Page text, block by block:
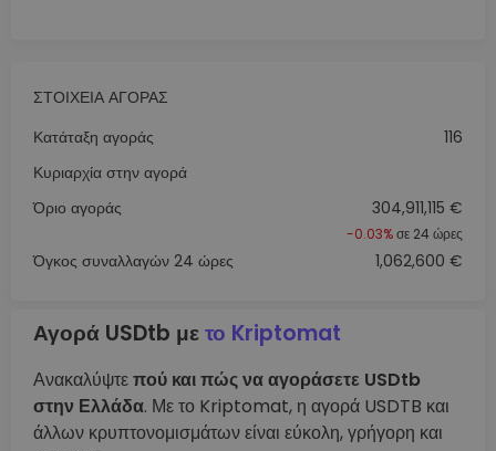
ΣΤΟΙΧΕΊΑ ΑΓΟΡΆΣ
Κατάταξη αγοράς
116
Κυριαρχία στην αγορά
Όριο αγοράς
304,911,115 €
-0.03%σε 24 ώρες
Όγκος συναλλαγών 24 ώρες 1,062,600 €
Αγορά USDtb μετο Kriptomat
Ανακαλύψτεπού και πώς να αγοράσετε USDtb
στην Ελλάδα. Με το Kriptomat, η αγορά USDTB και
άλλων κρυπτονομισμάτων είναι εύκολη, γρήγορη και